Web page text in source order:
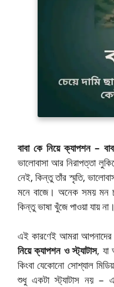
বাবা কে নিয়ে ক্যাপশন –
ভালোবাসা আর নিরাপত্তা
নেই, কিন্তু তাঁর স্মৃতি,
মনে বাজে। অনেক সময় মন
কিন্তু ভাষা খুঁজে পাওয়া যায় না।
এই কারণেই আমরা আপনাদের
নিয়ে ক্যাপশন ও স্ট্যাটাস, যা
কিংবা যেকোনো সোশ্যাল
শুধু একটা স্ট্যাটাস নয় –